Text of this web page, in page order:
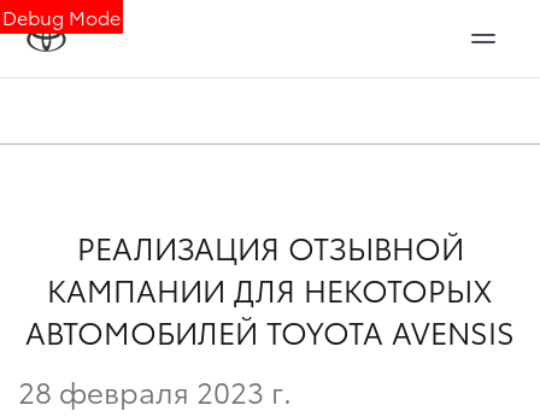
Debug Mode
РЕАЛИЗАЦИЯ ОТЗЫВНОЙ
КАМПАНИИ ДЛЯ НЕКОТОРЫХ
АВТОМОБИЛЕЙ TOYOTA AVENSIS
28 февраля 2023 г.